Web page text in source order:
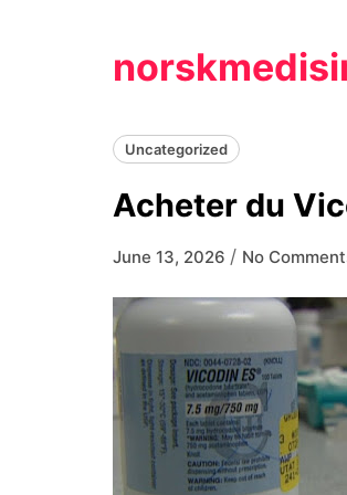
Uncategorized
Acheter du
June 13, 2026 / No